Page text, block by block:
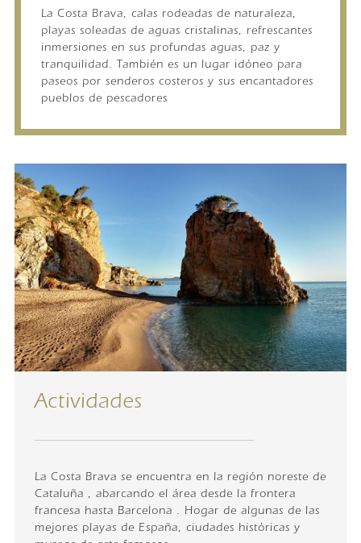
La Costa Brava, calas rodeadas de naturaleza,
playas soleadas de aguas cristalinas, refrescantes
inmersiones en sus profundas aguas, paz y
tranquilidad. También es un lugar idóneo para
paseos por senderos costeros y sus encantadores
pueblos de pescadores
Actividades
La Costa Brava se encuentra en la región noreste de
Cataluña , abarcando el área desde la frontera
francesa hasta Barcelona . Hogar de algunas de las
mejores playas de España, ciudades históricas y